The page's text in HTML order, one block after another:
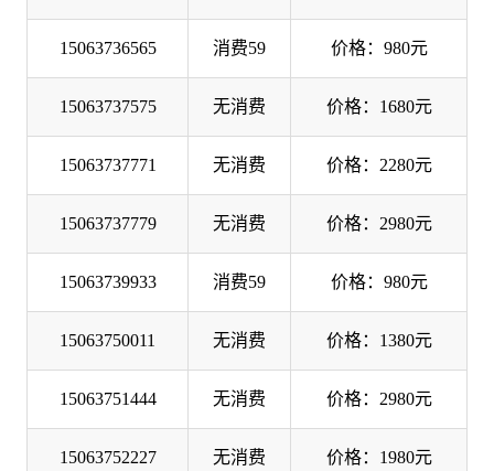
15063736565 消费59 价格：980元
15063737575 无消费 价格：1680元
15063737771 无消费 价格：2280元
15063737779 无消费 价格：2980元
15063739933 消费59 价格：980元
15063750011 无消费 价格：1380元
15063751444 无消费 价格：2980元
15063752227 无消费 价格：1980元